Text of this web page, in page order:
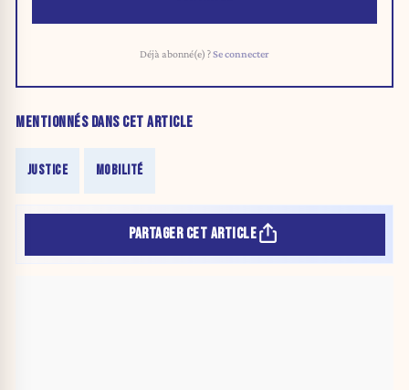
Déjà abonné(e) ?Se connecter
MENTIONNÉS DANS CET ARTICLE
JUSTICE MOBILITÉ
PARTAGER CET ARTICLE